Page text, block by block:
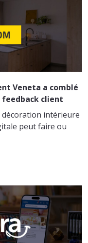
Veneta a comblé
feedback client
décoration intérieure
peut faire ou